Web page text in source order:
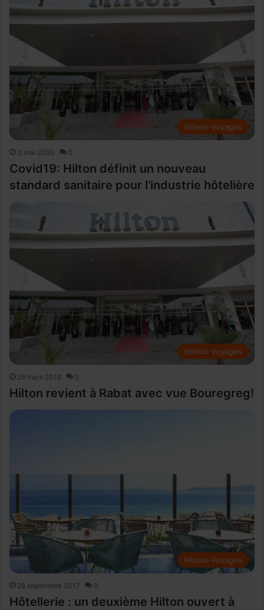
Hôtels-Voyages
3 mai 2020 0
Covid19: Hilton définit un nouveau
standard sanitaire pour l’industrie hôtelière
Hôtels-Voyages
28 mars 2018 0
Hilton revient à Rabat avec vue Bouregreg!
Hôtels-Voyages
28 septembre 2017 0
Hôtellerie : un deuxième Hilton ouvert à